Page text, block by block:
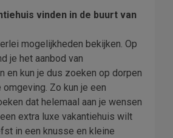
vinden in de buurt van
mogelijkheden bekijken. Op
je het aanbod van
en kun je dus zoeken op dorpen
Zo kun je een
dat helemaal aan je wensen
extra luxe vakantiehuis wilt
in een knusse en kleine